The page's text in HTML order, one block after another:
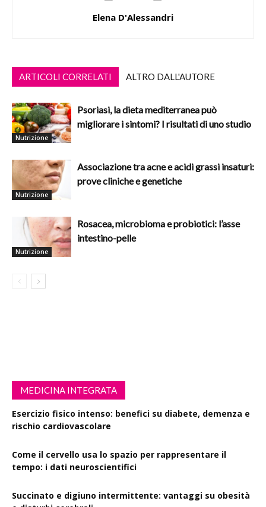
Elena D'Alessandri
ARTICOLI CORRELATI ALTRO DALL'AUTORE
Nutrizione
Psoriasi, la dieta mediterranea può
migliorare i sintomi? I risultati di uno studio
Nutrizione
Associazione tra acne e acidi grassi insaturi:
prove cliniche e genetiche
Nutrizione
Rosacea, microbioma e probiotici: l’asse
intestino-pelle
MEDICINA INTEGRATA
Esercizio fisico intenso: benefici su diabete, demenza e
rischio cardiovascolare
Come il cervello usa lo spazio per rappresentare il
tempo: i dati neuroscientifici
Succinato e digiuno intermittente: vantaggi su obesità